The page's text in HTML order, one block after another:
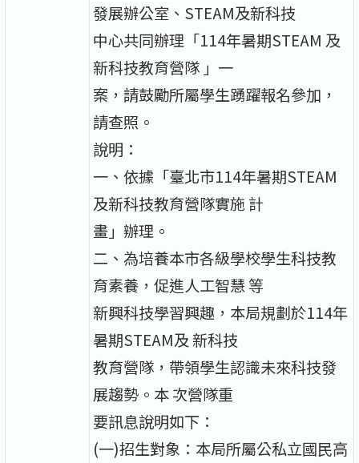
發展辦公室、STEAM及新科技
中心共同辦理「114年暑期STEAM 及
新科技教育營隊 」一
案，請鼓勵所屬學生踴躍報名參加，
請查照。
說明：
一、依據「臺北市114年暑期STEAM
及新科技教育營隊實施 計
畫」辦理。
二、為培養本市各級學校學生科技教
育素養，促進人工智慧 等
新興科技學習興趣，本局規劃於114年
暑期STEAM及 新科技
教育營隊，帶領學生認識未來科技發
展趨勢。本 次營隊重
要訊息說明如下：
(一)招生對象：本局所屬公私立國民高